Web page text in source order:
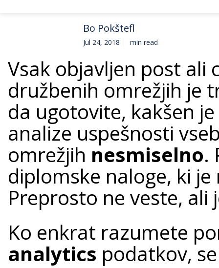
Bo Pokštefl
Jul 24, 2018 min read
Vsak objavljen post ali
družbenih omrežjih je
da ugotovite, kakšen
analize uspešnosti
omrežjih nesmiselno.
diplomske naloge, ki
Preprosto ne veste, ali
Ko enkrat razumete
analytics podatkov,